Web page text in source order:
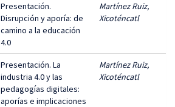
Presentación.
Disrupción y aporía: de
camino a la educación
4.0
Martínez Ruiz,
Xicoténcatl
Presentación. La
industria 4.0 y las
pedagogías digitales:
aporías e implicaciones
Martínez Ruiz,
Xicoténcatl